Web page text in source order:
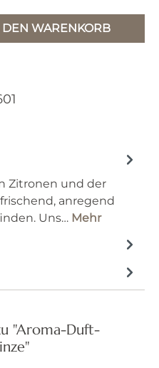
den
DEN WARENKORB
Zitronen und der
anregend
Uns… Mehr
"Aroma-Duft-